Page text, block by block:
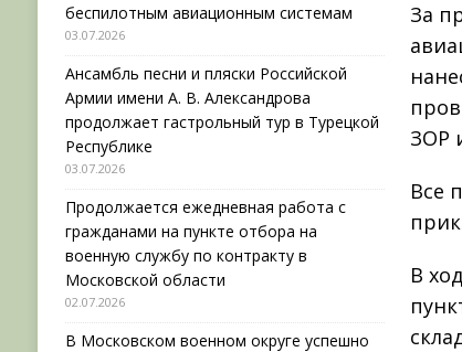
За
ЗОР
Все
В
беспилотным авиационным системам
03.07.2026
Ансамбль песни и пляски Российской
Армии имени А. В. Александрова
продолжает гастрольный тур в Турецкой
Республике
03.07.2026
Продолжается ежедневная работа с
гражданами на пункте отбора на
военную службу по контракту в
Московской области
02.07.2026
В Московском военном округе успешно